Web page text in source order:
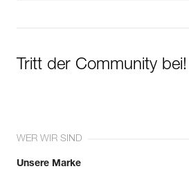
Tritt der Community bei!
WER WIR SIND
Unsere Marke